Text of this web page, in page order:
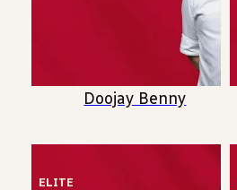
Doojay Benny
ELITE